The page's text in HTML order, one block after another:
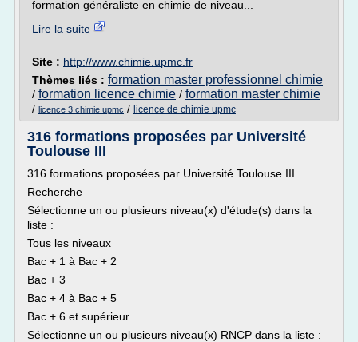
formation généraliste en chimie de niveau...
Lire la suite
Site : http://www.chimie.upmc.fr
Thèmes liés : formation master professionnel chimie
/ formation licence chimie / formation master chimie
/ licence 3 chimie upmc / licence de chimie upmc
316 formations proposées par Université
Toulouse III
316 formations proposées par Université Toulouse III
Recherche
Sélectionne un ou plusieurs niveau(x) d'étude(s) dans la
liste :
Tous les niveaux
Bac + 1 à Bac + 2
Bac + 3
Bac + 4 à Bac + 5
Bac + 6 et supérieur
Sélectionne un ou plusieurs niveau(x) RNCP dans la liste :